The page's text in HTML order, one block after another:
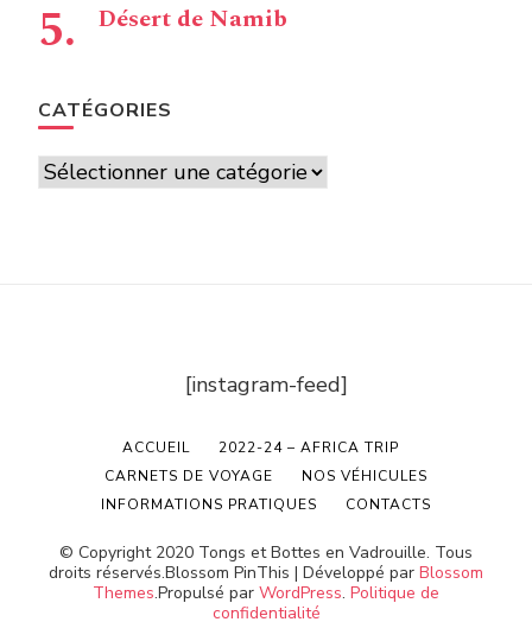
Désert de Namib
CATÉGORIES
Catégories
[instagram-feed]
© Copyright 2020 Tongs et Bottes en Vadrouille. Tous
droits réservés.Blossom PinThis | Développé par Blossom
Themes.Propulsé par WordPress. Politique de
confidentialité
ACCUEIL
2022-24 – AFRICA TRIP
CARNETS DE VOYAGE
NOS VÉHICULES
INFORMATIONS PRATIQUES
CONTACTS